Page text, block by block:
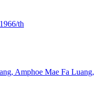
th
Amphoe Mae Fa Luang,